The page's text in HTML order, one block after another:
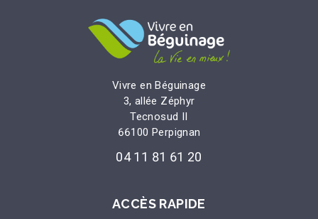
Vivre en Béguinage
3, allée Zéphyr
Tecnosud II
66100 Perpignan
04 11 81 61 20
ACCÈS RAPIDE